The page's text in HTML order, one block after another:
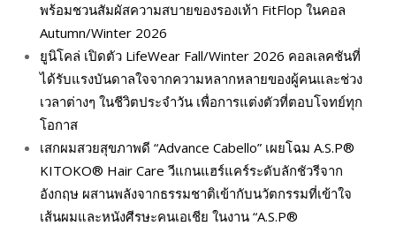
พร้อมชวนสัมผัสความสบายของรองเท้า FitFlop ในคอล
Autumn/Winter 2026
ยูนิโคล่ เปิดตัว LifeWear Fall/Winter 2026 คอลเลคชันที่
ได้รับแรงบันดาลใจจากความหลากหลายของผู้คนและช่วง
เวลาต่างๆ ในชีวิตประจำวัน เพื่อการแต่งตัวที่ตอบโจทย์ทุก
โอกาส
เสกผมสวยสุขภาพดี “Advance Cabello” เผยโฉม A.S.P®
KITOKO® Hair Care วีแกนแฮร์แคร์ระดับลักชัวรีจาก
อังกฤษ ผสานพลังจากธรรมชาติเข้ากับนวัตกรรมที่เข้าใจ
เส้นผมและหนังศีรษะคนเอเชีย ในงาน “A.S.P®